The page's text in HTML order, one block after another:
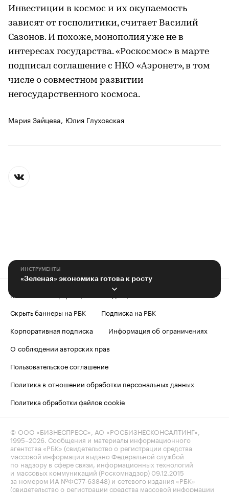
Инвестиции в космос и их окупаемость
зависят от госполитики, считает Василий
Сазонов. И похоже, монополия уже не в
интересах государства. «Роскосмос» в марте
подписал соглашение с НКО «Аэронет», в том
числе о совместном развитии
негосударственного космоса.
Мария Зайцева, Юлия Глуховская
ИНСТРУМЕНТЫ
«Зеленая» экономика готова к росту
Контактная информация
Редакция
Скрыть баннеры на РБК
Подписка на РБК
Корпоративная подписка
Информация об ограничениях
О соблюдении авторских прав
Пользовательское соглашение
Политика в отношении обработки персональных данных
Политика обработки файлов cookie
© ООО «БИЗНЕСПРЕСС», АО «РОСБИЗНЕСКОНСАЛТИНГ»,
1995–2026 . Сообщения и материалы информационного
агентства «РБК» (свидетельство о регистрации средства
массовой информации выдано Федеральной службой
по надзору в сфере связи, информационных технологий
и массовых коммуникаций (Роскомнадзор) 09.12.2015
за номером ИА №ФС77-63848) и сетевого издания «РБК»
(свидетельство о регистрации средства массовой информации